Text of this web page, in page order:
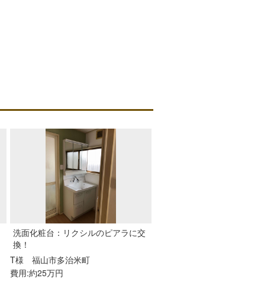
洗面化粧台：リクシルのピアラに交
換！
T様 福山市多治米町
費用:約25万円